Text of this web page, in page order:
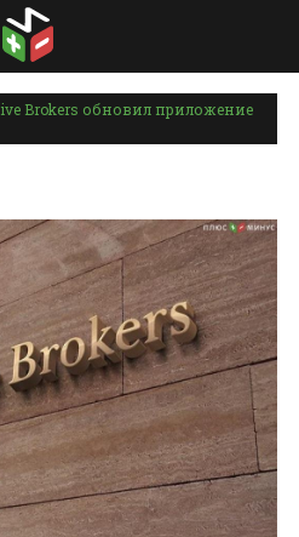
Brokers обновил приложение